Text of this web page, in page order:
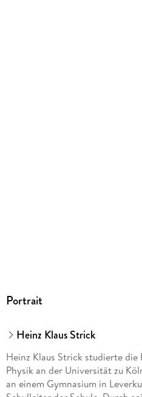
Portrait
Heinz Klaus Strick
Heinz Klaus Strick studierte
Physik an der Universität zu
an einem Gymnasium in